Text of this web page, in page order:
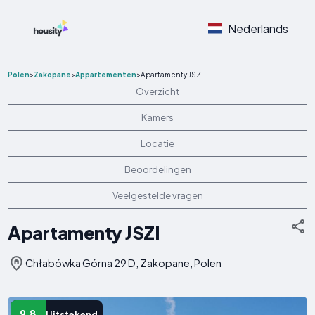
Nederlands
Polen>Zakopane>Appartementen>Apartamenty JSZI
Overzicht
Kamers
Locatie
Beoordelingen
Veelgestelde vragen
Apartamenty JSZI
Chłabówka Górna 29 D, Zakopane, Polen